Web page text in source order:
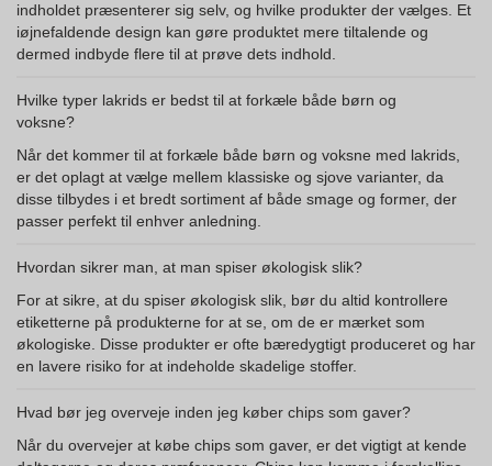
indholdet præsenterer sig selv, og hvilke produkter der vælges. Et
iøjnefaldende design kan gøre produktet mere tiltalende og
dermed indbyde flere til at prøve dets indhold.
Hvilke typer lakrids er bedst til at forkæle både børn og
voksne?
Når det kommer til at forkæle både børn og voksne med lakrids,
er det oplagt at vælge mellem klassiske og sjove varianter, da
disse tilbydes i et bredt sortiment af både smage og former, der
passer perfekt til enhver anledning.
Hvordan sikrer man, at man spiser økologisk slik?
For at sikre, at du spiser økologisk slik, bør du altid kontrollere
etiketterne på produkterne for at se, om de er mærket som
økologiske. Disse produkter er ofte bæredygtigt produceret og har
en lavere risiko for at indeholde skadelige stoffer.
Hvad bør jeg overveje inden jeg køber chips som gaver?
Når du overvejer at købe chips som gaver, er det vigtigt at kende